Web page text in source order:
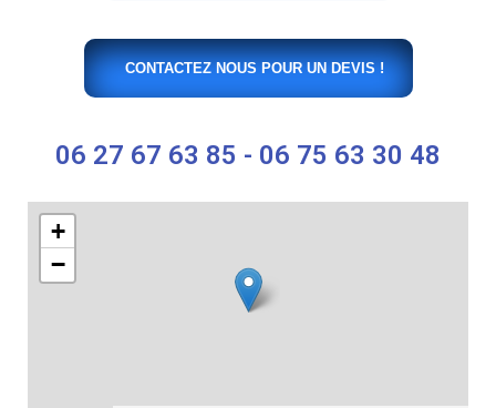
CONTACTEZ NOUS POUR UN DEVIS !
06 27 67 63 85 - 06 75 63 30 48
+
−